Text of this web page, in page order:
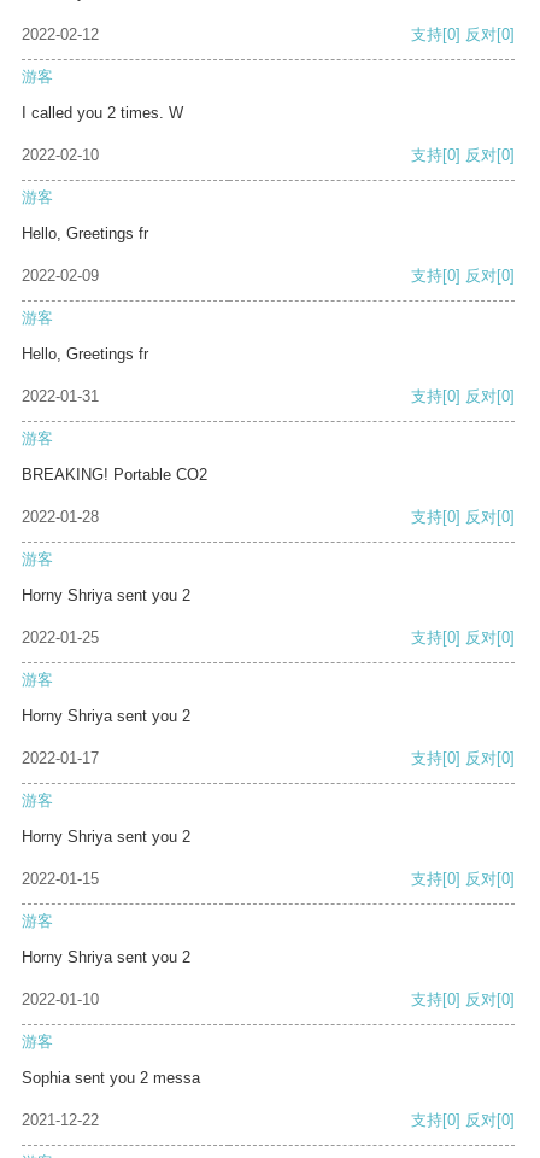
2022-02-12 支持[0] 反对[0]
游客
I called you 2 times. W
2022-02-10 支持[0] 反对[0]
游客
Hello, Greetings fr
2022-02-09 支持[0] 反对[0]
游客
Hello, Greetings fr
2022-01-31 支持[0] 反对[0]
游客
BREAKING! Portable CO2
2022-01-28 支持[0] 反对[0]
游客
Horny Shriya sent you 2
2022-01-25 支持[0] 反对[0]
游客
Horny Shriya sent you 2
2022-01-17 支持[0] 反对[0]
游客
Horny Shriya sent you 2
2022-01-15 支持[0] 反对[0]
游客
Horny Shriya sent you 2
2022-01-10 支持[0] 反对[0]
游客
Sophia sent you 2 messa
2021-12-22 支持[0] 反对[0]